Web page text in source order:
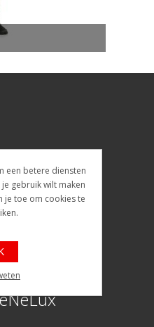
een betere diensten
gebruik wilt maken
je toe om cookies te